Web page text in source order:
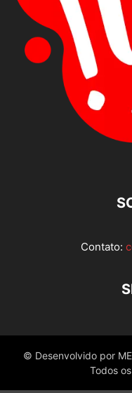
Contato:
© Desenvolvido por
Todos